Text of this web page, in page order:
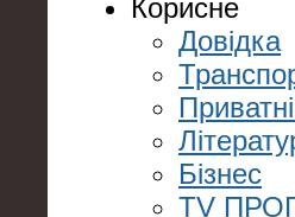
Корисне
Довідка
Бізнес
TV